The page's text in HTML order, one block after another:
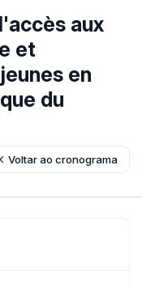
aux
et
en
du
Voltar ao cronograma